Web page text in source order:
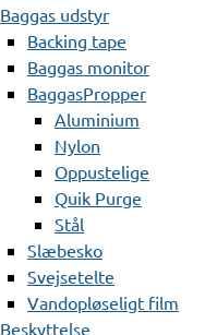
Baggas udstyr
Backing tape
Baggas monitor
BaggasPropper
Aluminium
Nylon
Oppustelige
Quik Purge
Stål
Slæbesko
Svejsetelte
Vandopløseligt film
Beskyttelse